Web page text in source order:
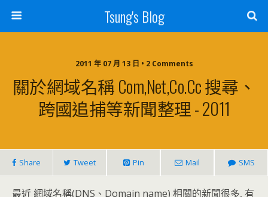
Tsung's Blog
2011 年 07 月 13 日 • 2 Comments
關於網域名稱 Com,net,co.cc 搜尋、
跨國追捕等新聞整理 - 2011
Share Tweet Pin Mail SMS
最近 網域名稱(DNS、Domain name) 相關的新聞很多, 有